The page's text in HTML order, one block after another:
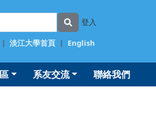
登入
| 淡江大學首頁 | English
系友交流 聯絡我們